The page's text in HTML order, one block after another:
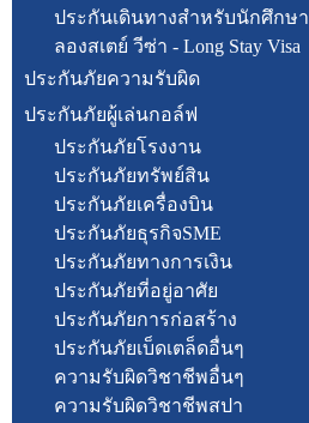
ประกันเดินทางสำหรับนักศึกษา
ลองสเตย์ วีซ่า - Long Stay Visa
ประกันภัยความรับผิด
ประกันภัยผู้เล่นกอล์ฟ
ประกันภัยโรงงาน
ประกันภัยทรัพย์สิน
ประกันภัยเครื่องบิน
ประกันภัยธุรกิจSME
ประกันภัยทางการเงิน
ประกันภัยที่อยู่อาศัย
ประกันภัยการก่อสร้าง
ประกันภัยเบ็ดเตล็ดอื่นๆ
ความรับผิดวิชาชีพอื่นๆ
ความรับผิดวิชาชีพสปา